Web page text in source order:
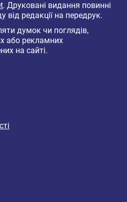
. Друковані видання повинні
від редакції на передрук.
думок чи поглядів,
або рекламних
на сайті.